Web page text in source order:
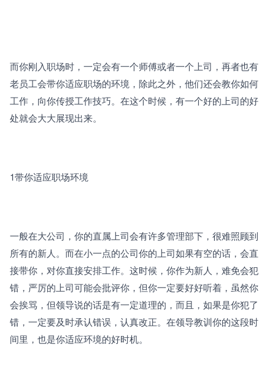
而你刚入职场时，一定会有一个师傅或者一个上司，再者也有
老员工会带你适应职场的环境，除此之外，他们还会教你如何
工作，向你传授工作技巧。在这个时候，有一个好的上司的好
处就会大大展现出来。
1带你适应职场环境
一般在大公司，你的直属上司会有许多管理部下，很难照顾到
所有的新人。而在小一点的公司你的上司如果有空的话，会直
接带你，对你直接安排工作。这时候，你作为新人，难免会犯
错，严厉的上司可能会批评你，但你一定要好好听着，虽然你
会挨骂，但领导说的话是有一定道理的，而且，如果是你犯了
错，一定要及时承认错误，认真改正。在领导教训你的这段时
间里，也是你适应环境的好时机。